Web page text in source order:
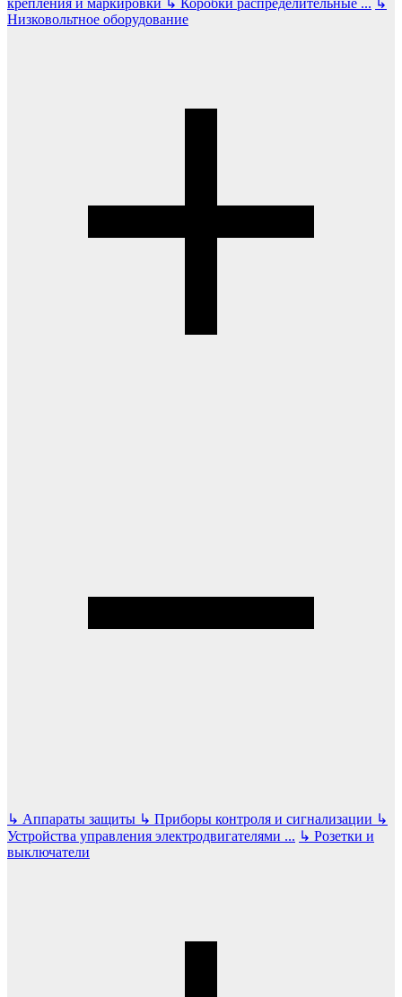
крепления и маркировки ↳ Коробки распределительные ... ↳
Низковольтное оборудование
↳ Аппараты защиты ↳ Приборы контроля и сигнализации ↳
Устройства управления электродвигателями ... ↳ Розетки и
выключатели